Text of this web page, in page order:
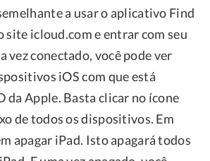
a usar o aplicativo Find
site icloud.com e entrar com seu
vez conectado, você pode ver
iOS com que está
da Apple. Basta clicar no ícone
de todos os dispositivos. Em
apagar iPad. Isto apagará todos